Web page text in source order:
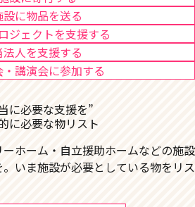
設に物品を送る
ジェクトを支援する
法人を支援する
講演会に参加する
に必要な支援を”
に必要な物リスト
ホーム・自立援助ホームなどの施設
いま施設が必要としている物をリス